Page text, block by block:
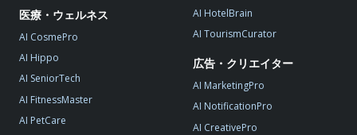
医療・ウェルネス
AI CosmePro
AI Hippo
AI SeniorTech
AI FitnessMaster
AI PetCare
AI HotelBrain
AI TourismCurator
広告・クリエイター
AI MarketingPro
AI NotificationPro
AI CreativePro